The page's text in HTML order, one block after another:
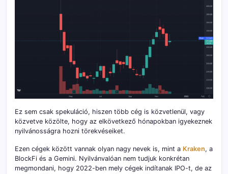
Ez sem csak spekuláció, hiszen több cég is közvetlenül, vagy
közvetve közölte, hogy az elkövetkező hónapokban igyekeznek
nyilvánosságra hozni törekvéseiket.
Ezen cégek között vannak olyan nagy nevek is, mint a Kraken, a
BlockFi és a Gemini. Nyilvánvalóan nem tudjuk konkrétan
megmondani, hogy 2022-ben mely cégek indítanak IPO-t, de az